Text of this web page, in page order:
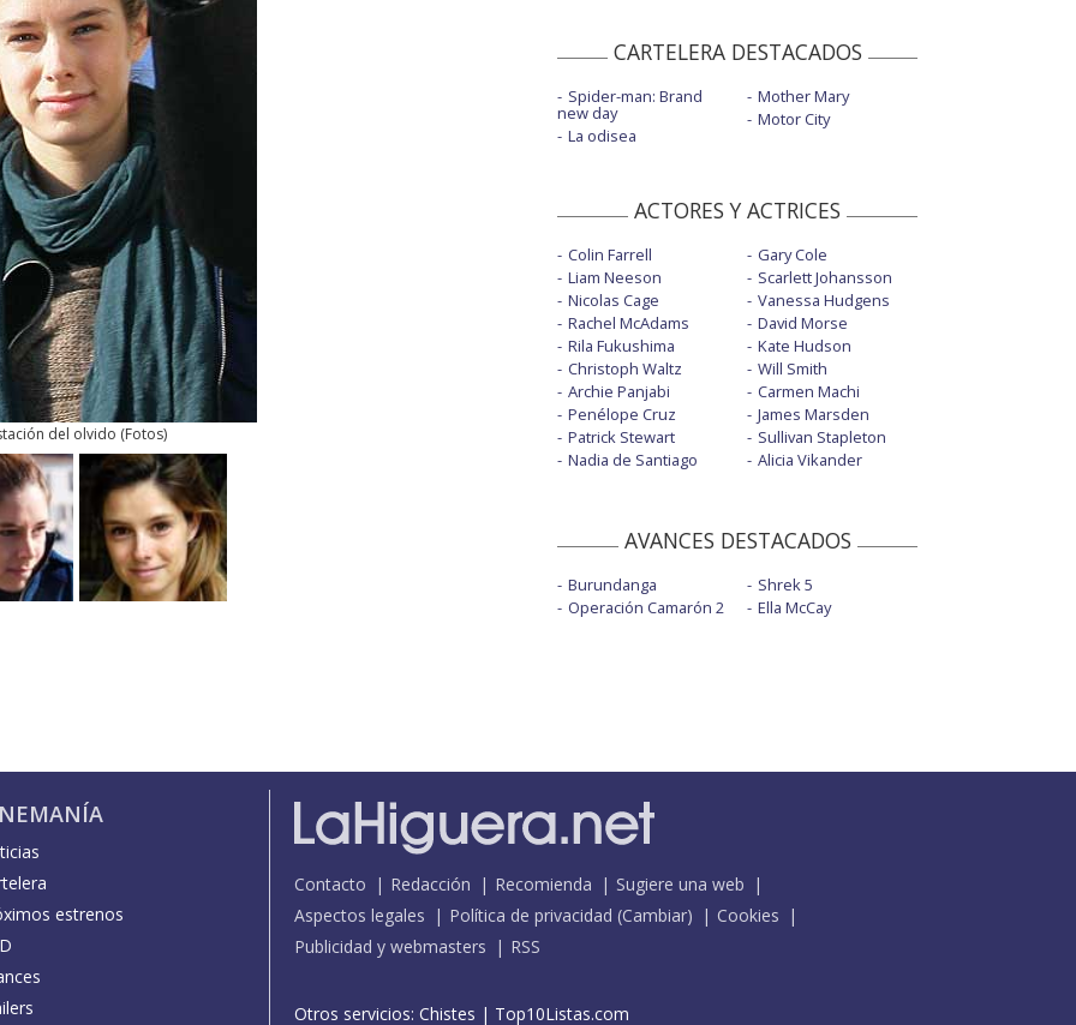
del olvido (Fotos)
CARTELERA DESTACADOS
Spider-man: Brand
new day
La odisea
Mother Mary
Motor City
ACTORES Y ACTRICES
Colin Farrell
Liam Neeson
Nicolas Cage
Rachel McAdams
Rila Fukushima
Christoph Waltz
Archie Panjabi
Penélope Cruz
Patrick Stewart
Nadia de Santiago
Gary Cole
Scarlett Johansson
Vanessa Hudgens
David Morse
Kate Hudson
Will Smith
Carmen Machi
James Marsden
Sullivan Stapleton
Alicia Vikander
AVANCES DESTACADOS
Burundanga
Operación Camarón 2
Shrek 5
Ella McCay
estrenos
Contacto Redacción Recomienda
Sugiere una web
Aspectos legales
Política de privacidad (Cambiar)
Cookies
Publicidad y webmasters
RSS
Otros servicios: Chistes | Top10Listas.com